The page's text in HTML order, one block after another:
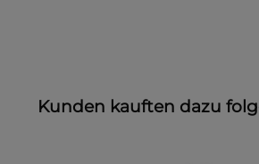
Kunden kauften dazu